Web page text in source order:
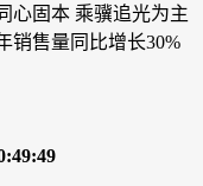
心固本 乘骥追光为主
销售量同比增长30%